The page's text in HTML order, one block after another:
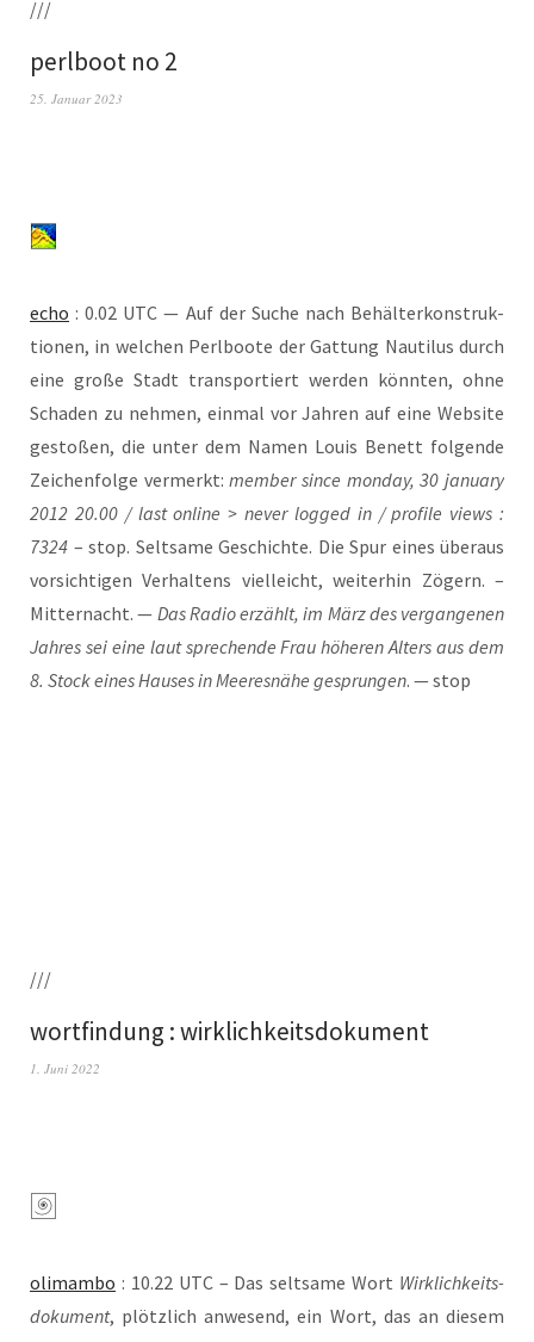
///
perlboot no 2
25. Januar 2023
echo : 0.02 UTC — Auf der Suche nach Behäl­ter­kon­struk­
tio­nen, in wel­chen Perl­boo­te der Gat­tung Nau­ti­lus durch
eine gro­ße Stadt trans­por­tiert wer­den könn­ten, ohne
Scha­den zu neh­men, ein­mal vor Jah­ren auf eine Web­site
gesto­ßen, die unter dem Namen Lou­is Benett fol­gen­de
Zei­chen­fol­ge ver­merkt:mem­ber sin­ce mon­day, 30 janu­ary
2012 20.00 / last online > never log­ged in / pro­fi­le views :
7324 – stop. Selt­sa­me Geschich­te. Die Spur eines über­aus
vor­sich­ti­gen Ver­hal­tens viel­leicht, wei­ter­hin Zögern. –
Mit­ter­nacht. — Das Radio erzählt, im März des ver­gan­ge­nen
Jah­res sei eine laut spre­chen­de Frau höhe­ren Alters aus dem
8. Stock eines Hau­ses in Mee­res­nä­he gesprun­gen. — stop
///
wortfindung : wirklichkeitsdokument
1. Juni 2022
oli­mam­bo : 10.22 UTC – Das selt­sa­me Wort Wirk­lich­keits­
do­ku­ment, plötz­lich anwe­send, ein Wort, das an die­sem